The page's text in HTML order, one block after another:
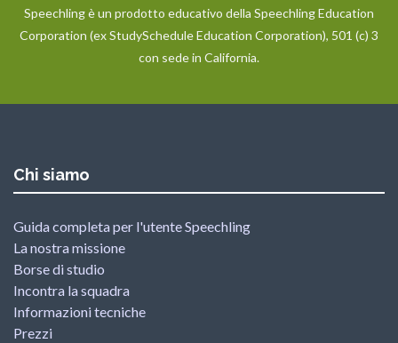
Speechling è un prodotto educativo della Speechling Education
Corporation (ex StudySchedule Education Corporation), 501 (c) 3
con sede in California.
Chi siamo
Guida completa per l'utente Speechling
La nostra missione
Borse di studio
Incontra la squadra
Informazioni tecniche
Prezzi